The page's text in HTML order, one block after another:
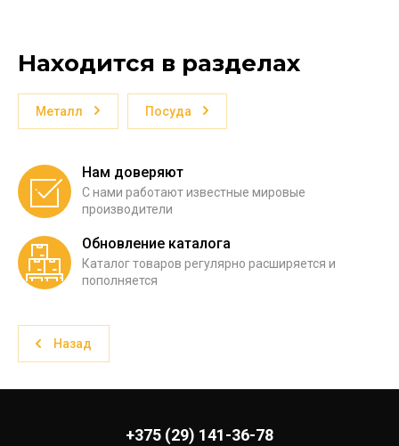
Находится в разделах
Металл Посуда
Нам доверяют
С нами работают известные мировые
производители
Обновление каталога
Каталог товаров регулярно расширяется и
пополняется
Назад
+375 (29) 141-36-78